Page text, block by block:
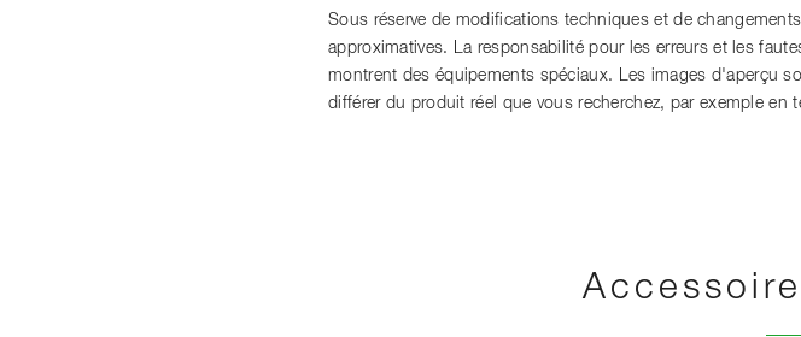
Sous réserve de modifications techniques et de
approximatives. La responsabilité pour les erreurs et les
montrent des équipements spéciaux. Les images d'aperçu
différer du produit réel que vous recherchez, par exemple en